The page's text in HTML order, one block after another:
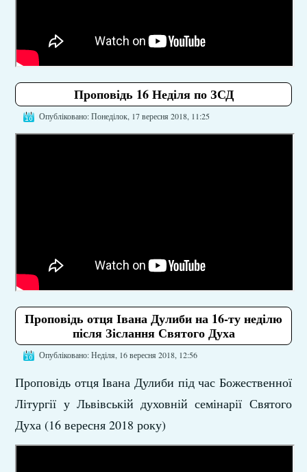
Проповідь 16 Неділя по ЗСД
Опубліковано: Понеділок, 17 вересня 2018, 11:25
Проповідь отця Івана Дулиби на 16-ту неділю
після Зіслання Святого Духа
Опубліковано: Неділя, 16 вересня 2018, 12:56
Проповідь отця Івана Дулиби під час Божественної
Літургії у Львівській духовній семінарії Святого
Духа (16 вересня 2018 року)